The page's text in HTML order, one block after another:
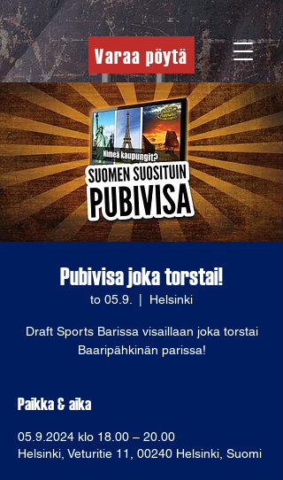
Varaa pöytä
Pubivisa joka torstai!
to 05.9. Helsinki
Draft Sports Barissa visaillaan joka torstai
Baaripähkinän parissa!
Paikka & aika
05.9.2024 klo 18.00 – 20.00
Helsinki, Veturitie 11, 00240 Helsinki, Suomi